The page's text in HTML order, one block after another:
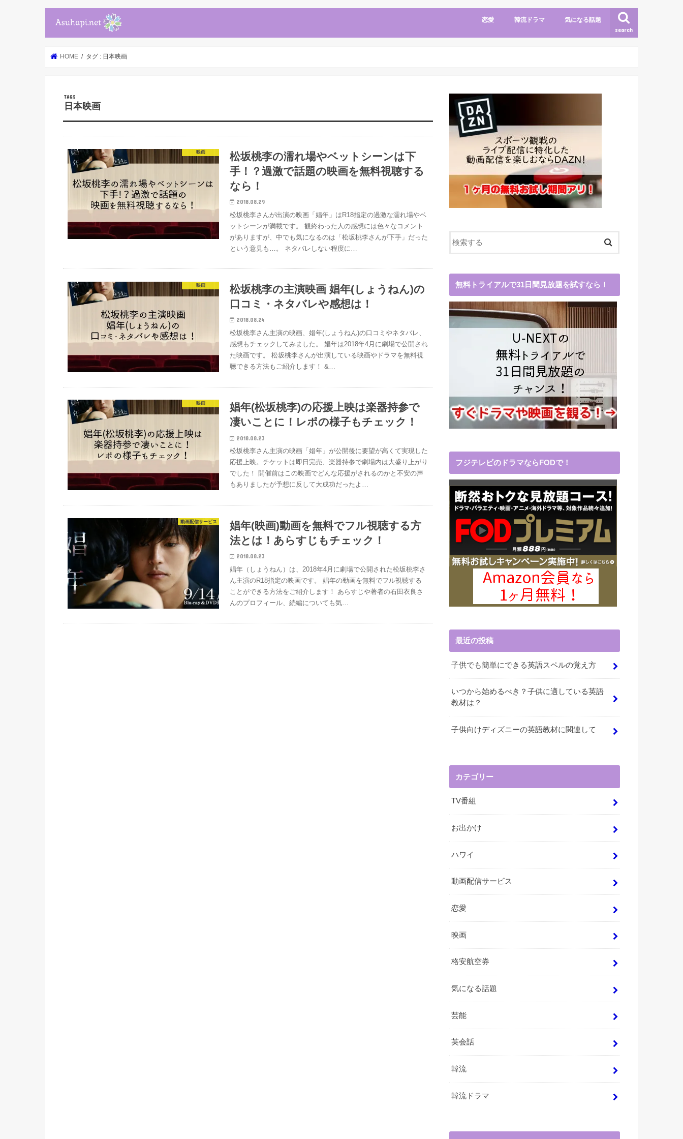
search
恋愛 韓流ドラマ 気になる話題
HOME タグ : 日本映画
日本映画
映画
松坂桃李の濡れ場やベットシーンは下
手！？過激で話題の映画を無料視聴する
なら！
2018.08.29
松坂桃李さんが出演の映画「娼年」はR18指定の過激な濡れ場やベ
ットシーンが満載です。 観終わった人の感想には色々なコメント
がありますが、中でも気になるのは「松坂桃李さんが下手」だった
という意見も…。 ネタバレしない程度に…
映画
松坂桃李の主演映画 娼年(しょうねん)の
口コミ・ネタバレや感想は！
2018.08.24
松坂桃李さん主演の映画、娼年(しょうねん)の口コミやネタバレ、
感想もチェックしてみました。 娼年は2018年4月に劇場で公開され
た映画です。 松坂桃李さんが出演している映画やドラマを無料視
聴できる方法もご紹介します！ &…
映画
娼年(松坂桃李)の応援上映は楽器持参で
凄いことに！レポの様子もチェック！
2018.08.23
松坂桃李さん主演の映画「娼年」が公開後に要望が高くて実現した
応援上映。チケットは即日完売、楽器持参で劇場内は大盛り上がり
でした！ 開催前はこの映画でどんな応援がされるのかと不安の声
もありましたが予想に反して大成功だったよ…
動画配信サービス
娼年(映画)動画を無料でフル視聴する方
法とは！あらすじもチェック！
2018.08.23
娼年（しょうねん）は、2018年4月に劇場で公開された松坂桃李さ
ん主演のR18指定の映画です。 娼年の動画を無料でフル視聴する
ことができる方法をご紹介します！ あらすじや著者の石田衣良さ
んのプロフィール、続編についても気…
無料トライアルで31日間見放題を試すなら！
フジテレビのドラマならFODで！
最近の投稿
子供でも簡単にできる英語スペルの覚え方
いつから始めるべき？子供に適している英語
教材は？
子供向けディズニーの英語教材に関連して
カテゴリー
TV番組
お出かけ
ハワイ
動画配信サービス
恋愛
映画
格安航空券
気になる話題
芸能
英会話
韓流
韓流ドラマ